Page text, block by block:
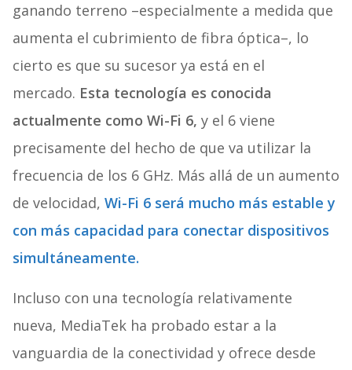
ganando terreno –especialmente a medida que
aumenta el cubrimiento de fibra óptica–, lo
cierto es que su sucesor ya está en el
mercado. Esta tecnología es conocida
actualmente como Wi-Fi 6, y el 6 viene
precisamente del hecho de que va utilizar la
frecuencia de los 6 GHz. Más allá de un aumento
de velocidad, Wi-Fi 6 será mucho más estable y
con más capacidad para conectar dispositivos
simultáneamente.
Incluso con una tecnología relativamente
nueva, MediaTek ha probado estar a la
vanguardia de la conectividad y ofrece desde